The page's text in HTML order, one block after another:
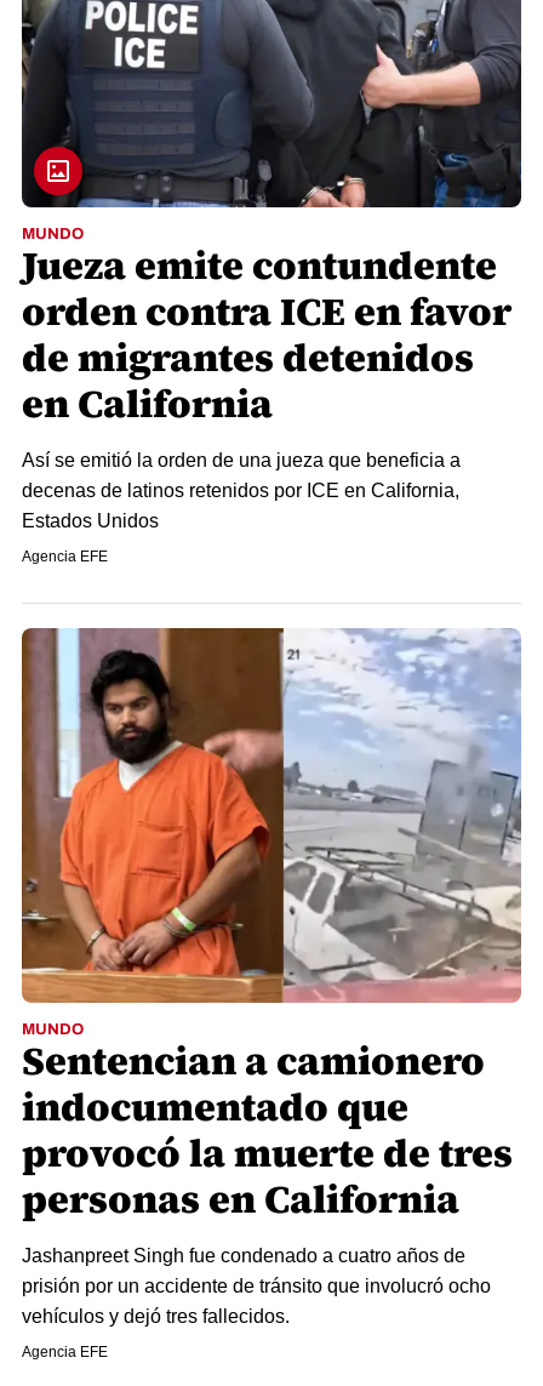
MUNDO
Jueza emite contundente
orden contra ICE en favor
de migrantes detenidos
en California
Así se emitió la orden de una jueza que beneficia a
decenas de latinos retenidos por ICE en California,
Estados Unidos
Agencia EFE
MUNDO
Sentencian a camionero
indocumentado que
provocó la muerte de tres
personas en California
Jashanpreet Singh fue condenado a cuatro años de
prisión por un accidente de tránsito que involucró ocho
vehículos y dejó tres fallecidos.
Agencia EFE